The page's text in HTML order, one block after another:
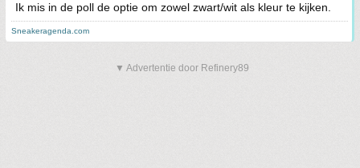
Ik mis in de poll de optie om zowel zwart/wit als kleur te kijken.
Sneakeragenda.com
▼ Advertentie door Refinery89